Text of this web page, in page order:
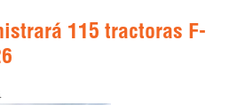
115 tractoras F-